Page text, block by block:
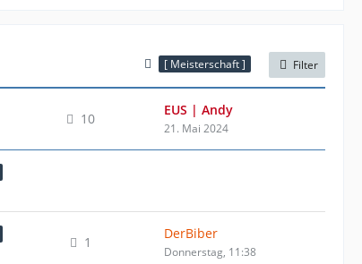
[ Meisterschaft ] Filter
10
EUS | Andy
21. Mai 2024
1
DerBiber
Donnerstag, 11:38